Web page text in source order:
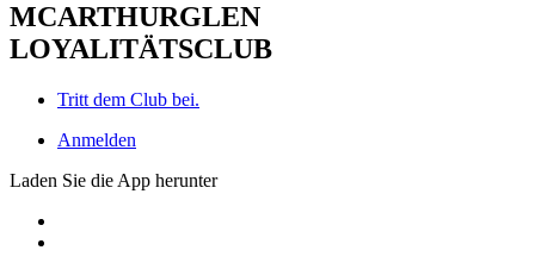
MCARTHURGLEN
LOYALITÄTSCLUB
Tritt dem Club bei.
Anmelden
Laden Sie die App herunter